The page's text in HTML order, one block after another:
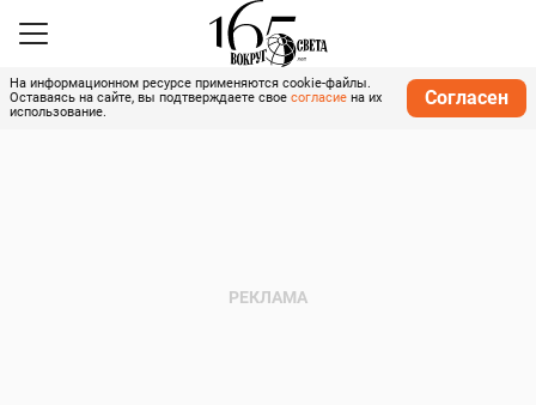
На информационном ресурсе применяются cookie-файлы.
Оставаясь на сайте, вы подтверждаете свое согласие на их
использование.
Согласен